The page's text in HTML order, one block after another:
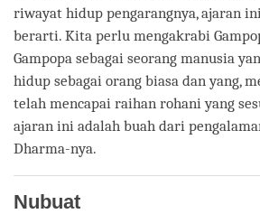
riwayat hidup pengarangnya, ajaran
berarti. Kita perlu mengakrabi
Gampopa sebagai seorang manusia
hidup sebagai orang biasa dan yang,
telah mencapai raihan rohani yang
ajaran ini adalah buah dari
Dharma-nya.
Nubuat